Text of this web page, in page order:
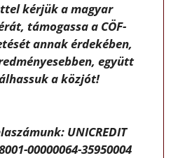
kérjük a magyar
támogassa a CÖF-
annak érdekében,
együtt
a közjót!
UNICREDIT
00000064-35950004